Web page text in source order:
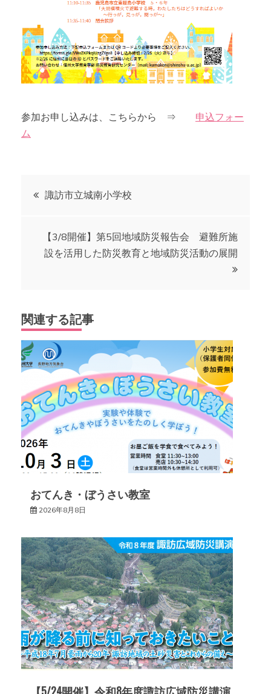
参加お申し込みは、こちらから ⇒ 申込フォー
ム
投
ゲ
ー
シ
ョ
ン
諏訪市立城南小学校
【3/8開催】第5回地域防災報告会 避難所施
設を活用した防災教育と地域防災活動の展開
関連する記事
おてんき・ぼうさい教室
2026年8月8日
【5/24開催】令和8年度諏訪広域防災講演